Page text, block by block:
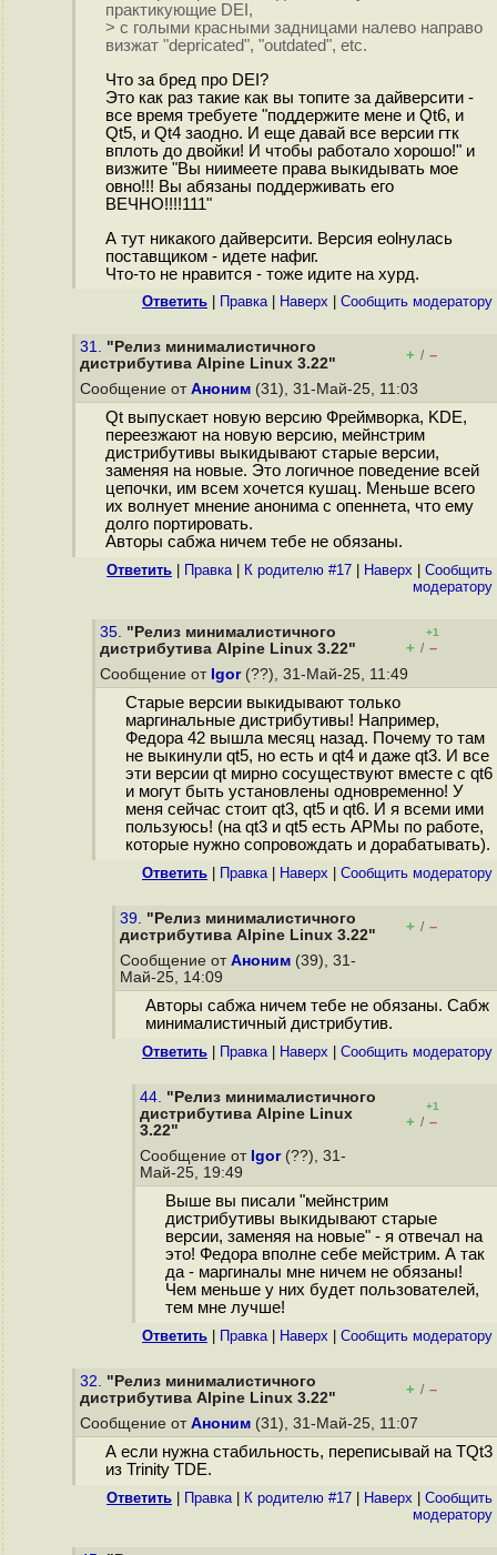
практикующие DEI,
> с голыми красными задницами налево направо
визжат "depricated", "outdated", etc.
Что за бред про DEI?
Это как раз такие как вы топите за дайверсити -
все время требуете "поддержите мене и Qt6, и
Qt5, и Qt4 заодно. И еще давай все версии гтк
вплоть до двойки! И чтобы работало хорошо!" и
визжите "Вы ниимеете права выкидывать мое
овно!!! Вы абязаны поддерживать его
ВЕЧНО!!!!111"
А тут никакого дайверсити. Версия eolнулась
поставщиком - идете нафиг.
Что-то не нравится - тоже идите на хурд.
Ответить Правка| Наверх Cообщить модератору
31. "Релиз минималистичного
дистрибутива Alpine Linux 3.22"
+ / –
Сообщение от Аноним (31), 31-Май-25, 11:03
Qt выпускает новую версию Фреймворка, KDE,
переезжают на новую версию, мейнстрим
дистрибутивы выкидывают старые версии,
заменяя на новые. Это логичное поведение всей
цепочки, им всем хочется кушац. Меньше всего
их волнует мнение анонима с опеннета, что ему
долго портировать.
Авторы сабжа ничем тебе не обязаны.
Ответить Правка| К родителю #17 Наверх
Cообщить
модератору
35. "Релиз минималистичного
дистрибутива Alpine Linux 3.22"
+1
+ / –
Сообщение от Igor(??), 31-Май-25, 11:49
Старые версии выкидывают только
маргинальные дистрибутивы! Например,
Федора 42 вышла месяц назад. Почему то там
не выкинули qt5, но есть и qt4 и даже qt3. И все
эти версии qt мирно сосуществуют вместе с qt6
и могут быть установлены одновременно! У
меня сейчас стоит qt3, qt5 и qt6. И я всеми ими
пользуюсь! (на qt3 и qt5 есть АРМы по работе,
которые нужно сопровождать и дорабатывать).
Ответить Правка| Наверх Cообщить модератору
39. "Релиз минималистичного
дистрибутива Alpine Linux 3.22"
+ / –
Сообщение от Аноним (39), 31-
Май-25, 14:09
Авторы сабжа ничем тебе не обязаны. Сабж
минималистичный дистрибутив.
Ответить Правка| Наверх Cообщить модератору
44. "Релиз минималистичного
дистрибутива Alpine Linux
3.22"
+1
+ / –
Сообщение от Igor(??), 31-
Май-25, 19:49
Выше вы писали "мейнстрим
дистрибутивы выкидывают старые
версии, заменяя на новые" - я отвечал на
это! Федора вполне себе мейстрим. А так
да - маргиналы мне ничем не обязаны!
Чем меньше у них будет пользователей,
тем мне лучше!
Ответить Правка| Наверх Cообщить модератору
32. "Релиз минималистичного
дистрибутива Alpine Linux 3.22"
+ / –
Сообщение от Аноним (31), 31-Май-25, 11:07
А если нужна стабильность, переписывай на TQt3
из Trinity TDE.
Ответить Правка| К родителю #17 Наверх
Cообщить
модератору